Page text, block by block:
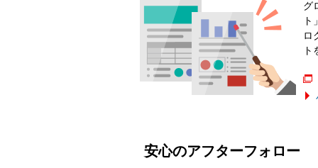
グ
ロ
安心のアフターフォロー